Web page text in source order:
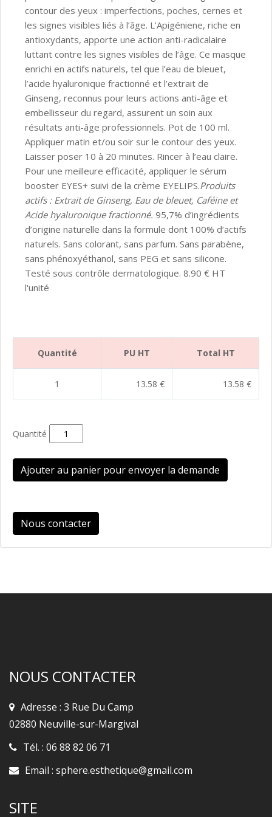
contour des yeux : imperfections, poches, cernes et
les signes visibles liés à l’âge. L’Apigéniene, riche en
antioxydants, apporte une action anti-radicalaire
luttant contre les signes visibles de l’âge. Ce masque
enrichi en actifs naturels, tel que l’eau de bleuet,
l’acide hyaluronique fractionné et l’extrait de
Ginseng, reconnus pour leurs actions anti-âge et
embellisseur du regard, assurent un soin aux
résultats anti-âge professionnels. Pot de 100 ml.
Appliquer matin et/ou soir sur le contour des yeux.
Laisser poser 10 à 20 minutes. Rincer à l’eau claire.
Pour une meilleure efficacité, appliquer le sérum
booster EYES+ suivi de la crème EYELIPS.Produits
actifs : Extrait de Ginseng, Eau de bleuet, Caféine et
Acide hyaluronique fractionné. 95,7% d’ingrédients
d’origine naturelle dans la formule dont 100% d’actifs
naturels. Sans colorant, sans parfum. Sans parabène,
sans phénoxyéthanol, sans PEG et sans silicone.
Testé sous contrôle dermatologique. 8.90 € HT
l'unité
Quantité PU HT Total HT
1 13.58 € 13.58 €
Quantité
Ajouter au panier pour envoyer la demande
Nous contacter
NOUS CONTACTER
Adresse : 3 Rue Du Camp
02880 Neuville-sur-Margival
Tél. : 06 88 82 06 71
Email : sphere.esthetique@gmail.com
SITE